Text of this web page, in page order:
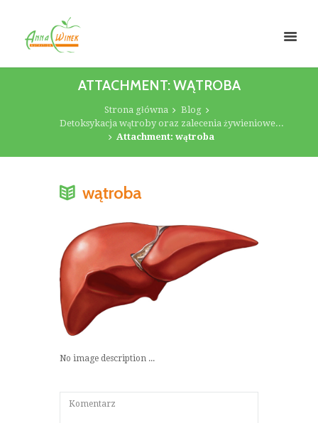
ATTACHMENT: WĄTROBA
Strona główna
Blog
Detoksykacja wątroby oraz zalecenia żywieniowe...
Attachment: wątroba
wątroba
No image description ...